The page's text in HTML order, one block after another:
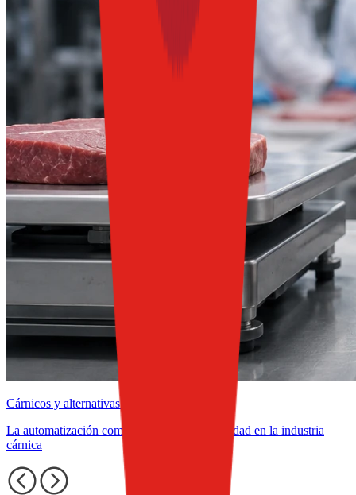
Cárnicos y alternativas plant-based
La automatización como aliada de la rentabilidad en la industria
cárnica